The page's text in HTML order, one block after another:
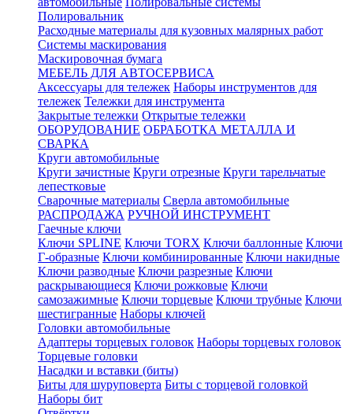
Полировальник
Расходные материалы для кузовных малярных работ
Системы маскирования
Маскировочная бумага
МЕБЕЛЬ ДЛЯ АВТОСЕРВИСА
Аксессуары для тележек Наборы инструментов для
тележек Тележки для инструмента
Закрытые тележки Открытые тележки
ОБОРУДОВАНИЕ ОБРАБОТКА МЕТАЛЛА И
СВАРКА
Круги автомобильные
Круги зачистные Круги отрезные Круги тарельчатые
лепестковые
Сварочные материалы Сверла автомобильные
РАСПРОДАЖА РУЧНОЙ ИНСТРУМЕНТ
Гаечные ключи
Ключи SPLINE Ключи TORX Ключи баллонные Ключи
Г-образные Ключи комбинированные Ключи накидные
Ключи разводные Ключи разрезные Ключи
раскрывающиеся Ключи рожковые Ключи
самозажимные Ключи торцевые Ключи трубные Ключи
шестигранные Наборы ключей
Головки автомобильные
Адаптеры торцевых головок Наборы торцевых головок
Торцевые головки
Насадки и вставки (биты)
Биты для шуруповерта Биты с торцевой головкой
Наборы бит